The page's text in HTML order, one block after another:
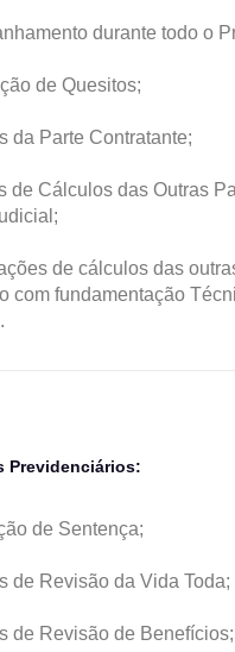
durante todo o
de Quesitos;
da Parte Contratante;
de Cálculos das Outras
de cálculos das
com fundamentação
Previdenciários:
de Sentença;
de Revisão da Vida Toda;
de Revisão de Benefícios;